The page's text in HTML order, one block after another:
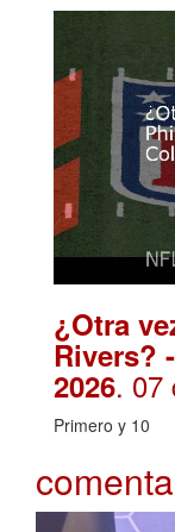
¿Otra
Rivers?
2026. 07
Primero y 10